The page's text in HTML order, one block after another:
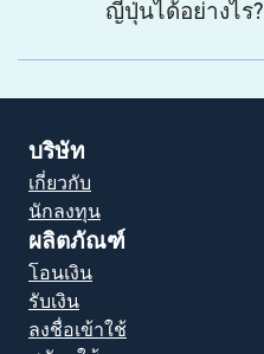
ญี่ปุ่นได้อย่างไร?
บริษัท
เกี่ยวกับ
นักลงทุน
ผลิตภัณฑ์
โอนเงิน
รับเงิน
ลงชื่อเข้าใช้